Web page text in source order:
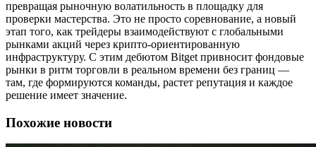
превращая рыночную волатильность в площадку для
проверки мастерства. Это не просто соревнование, а новый
этап того, как трейдеры взаимодействуют с глобальными
рынками акций через крипто-ориентированную
инфраструктуру. С этим дебютом Bitget привносит фондовые
рынки в ритм торговли в реальном времени без границ —
там, где формируются команды, растет репутация и каждое
решение имеет значение.
Похожие новости